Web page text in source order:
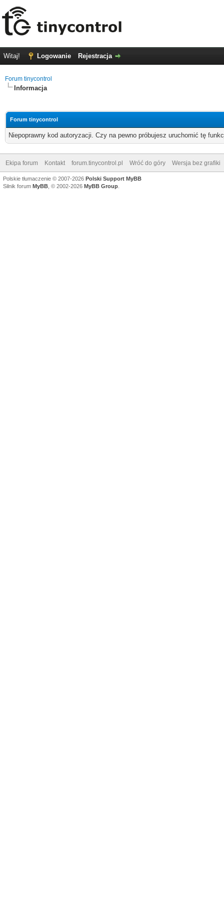
Witaj! Logowanie Rejestracja
Forum tinycontrol
Informacja
Forum tinycontrol
Niepoprawny kod autoryzacji. Czy na pewno próbujesz uruchomić tę
Ekipa forum Kontakt forum.tinycontrol.pl Wróć do góry Wersja bez grafiki
Polskie tłumaczenie © 2007-2026 Polski Support MyBB
Silnik forum MyBB , © 2002-2026 MyBB Group